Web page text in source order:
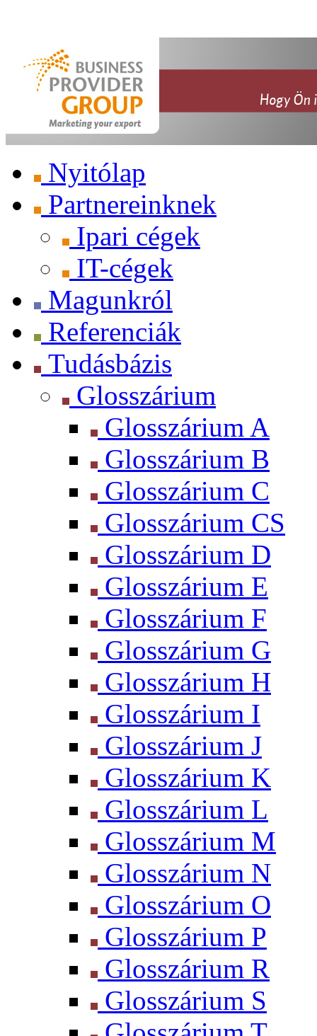
Nyitólap
Partnereinknek
Ipari cégek
IT-cégek
Magunkról
Referenciák
Tudásbázis
Glosszárium
Glosszárium A
Glosszárium B
Glosszárium C
Glosszárium CS
Glosszárium D
Glosszárium E
Glosszárium F
Glosszárium G
Glosszárium H
Glosszárium I
Glosszárium J
Glosszárium K
Glosszárium L
Glosszárium M
Glosszárium N
Glosszárium O
Glosszárium P
Glosszárium R
Glosszárium S